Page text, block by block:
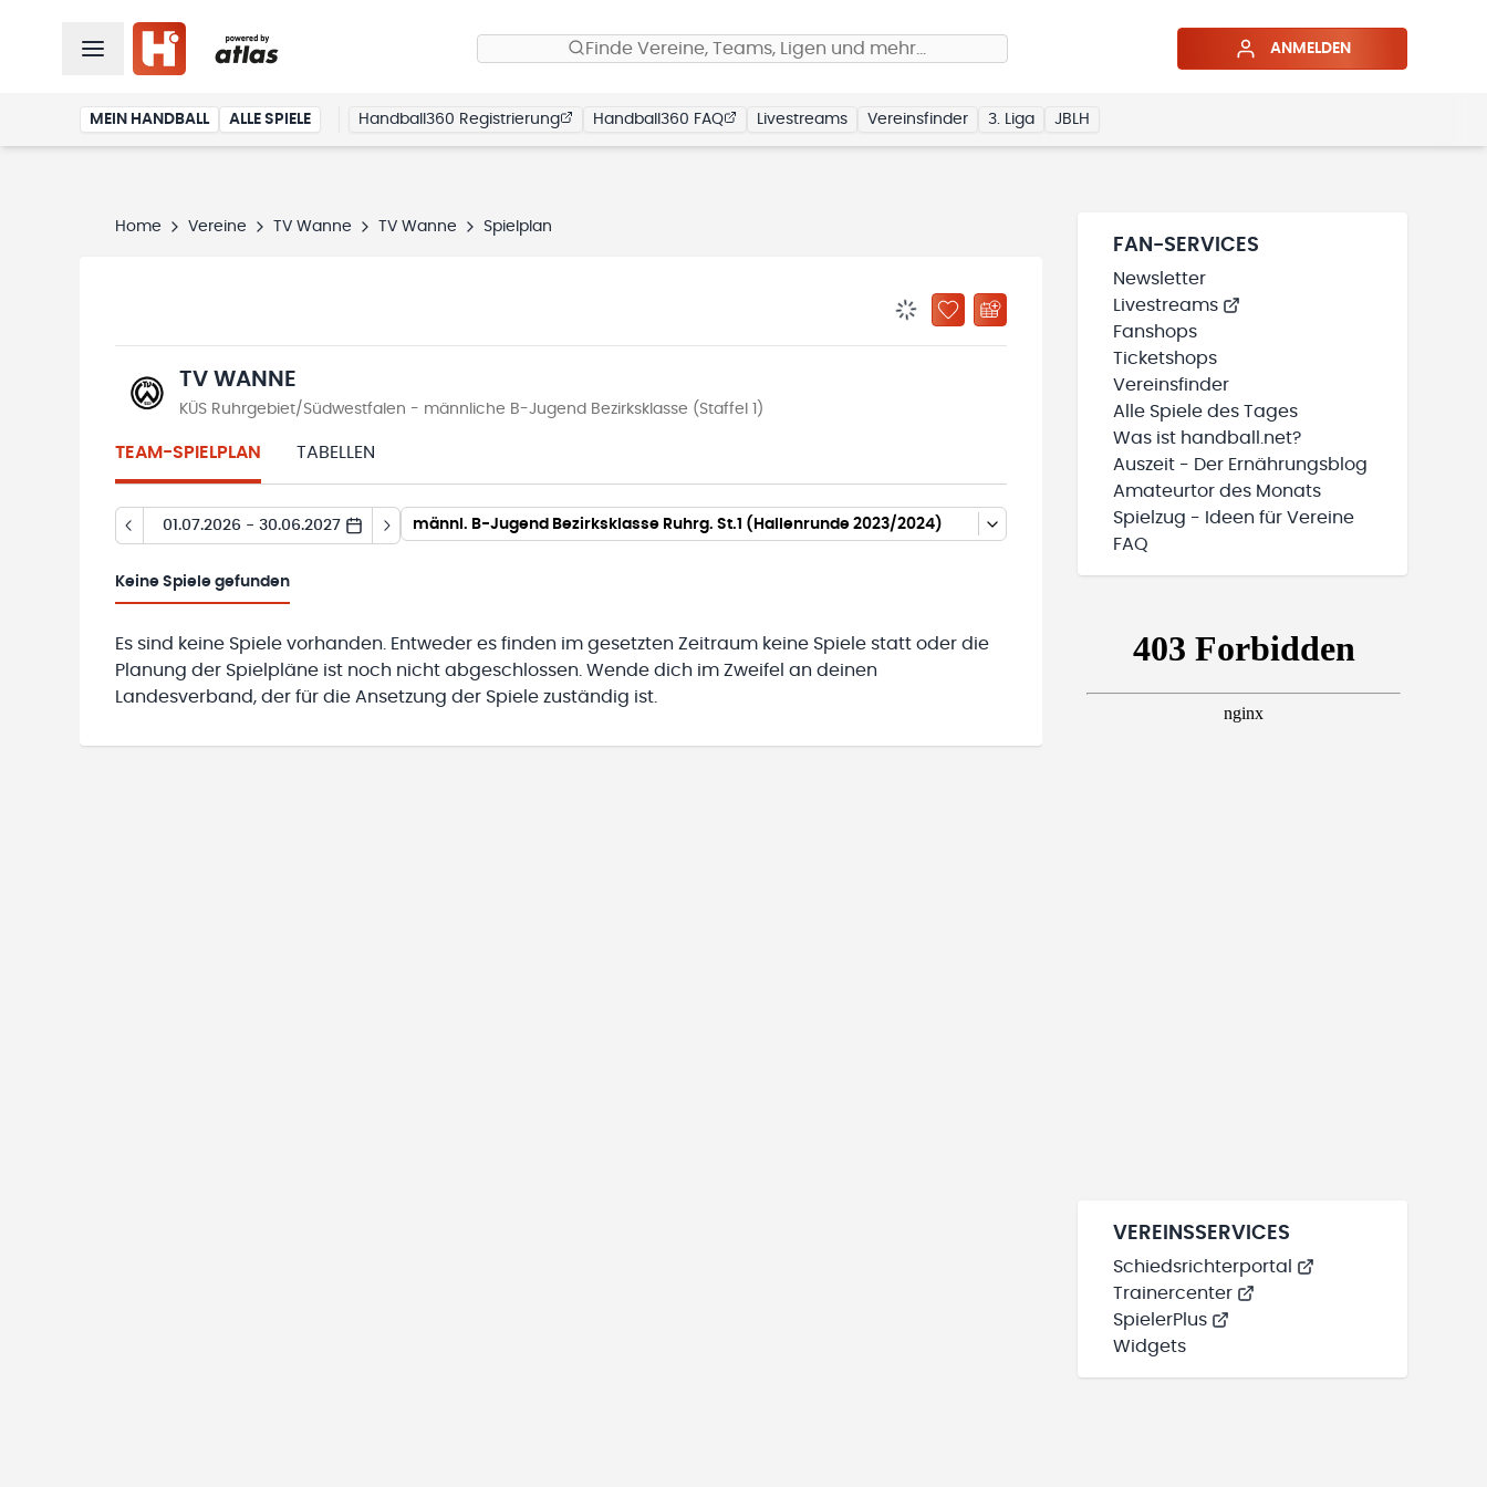
Finde Vereine, Teams, Ligen und mehr… ANMELDEN
MEIN HANDBALL ALLE SPIELE Handball360 Registrierung Handball360 FAQ Livestreams Vereinsfinder 3. Liga JBLH
Home Vereine TV Wanne TV Wanne Spielplan
BENACHRICHTIGUNGSSTATUS WIRD GELADEN
ZU „MEINE TEAMS“ HINZUFÜGEN
TV WANNE
KÜS Ruhrgebiet/Südwestfalen - männliche B-Jugend Bezirksklasse (Staffel 1)
TEAM-SPIELPLAN TABELLEN
01.07.2026 - 30.06.2027 männl. B-Jugend Bezirksklasse Ruhrg. St.1 (Hallenrunde 2023/2024)
Keine Spiele gefunden
Es sind keine Spiele vorhanden. Entweder es finden im gesetzten Zeitraum keine Spiele statt oder die
Planung der Spielpläne ist noch nicht abgeschlossen. Wende dich im Zweifel an deinen
Landesverband, der für die Ansetzung der Spiele zuständig ist.
FAN-SERVICES
Newsletter
Livestreams
Fanshops
Ticketshops
Vereinsfinder
Alle Spiele des Tages
Was ist handball.net?
Auszeit - Der Ernährungsblog
Amateurtor des Monats
Spielzug - Ideen für Vereine
FAQ
VEREINSSERVICES
Schiedsrichterportal
Trainercenter
SpielerPlus
Widgets